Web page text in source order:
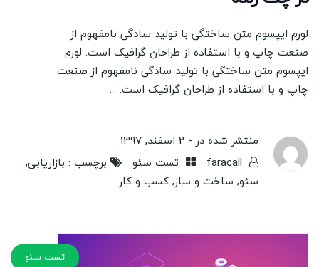
لورم ایپسوم متن ساختگی با تولید سادگی نامفهوم از
صنعت چاپ و با استفاده از طراحان گرافیک است. لورم
ایپسوم متن ساختگی با تولید سادگی نامفهوم از صنعت
چاپ و با استفاده از طراحان گرافیک است. ...
منتشر شده در - 2 اسفند, 1397
faracall
تست سئو برچسب : بازاریابی,
سئو, ساخت و ساز,کسب و کار
تست سئو